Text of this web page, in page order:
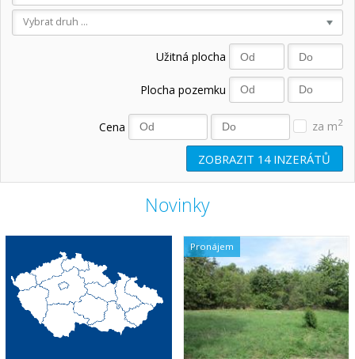
Vybrat druh ...
Užitná plocha
Plocha pozemku
Cena za m2
ZOBRAZIT 14INZERÁTŮ
Novinky
Pronájem